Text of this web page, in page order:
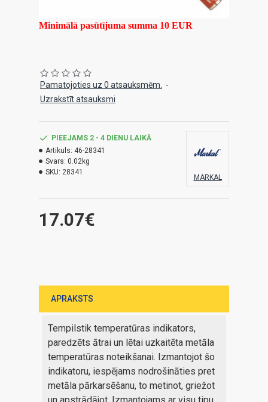
Minimālā pasūtījuma summa 10 EUR
Pamatojoties uz 0 atsauksmēm.
-
Uzrakstīt atsauksmi
17.07€
PIEEJAMS 2 - 4 DIENU LAIKĀ
Artikuls: 46-28341
Svars: 0.02kg
SKU: 28341
MARKAL
APRAKSTS
Tempilstik temperatūras indikators,
paredzēts ātrai un lētai uzkaitēta metāla
temperatūras noteikšanai. Izmantojot šo
indikatoru, iespējams nodrošināties pret
metāla pārkarsēšanu, to metinot, griežot